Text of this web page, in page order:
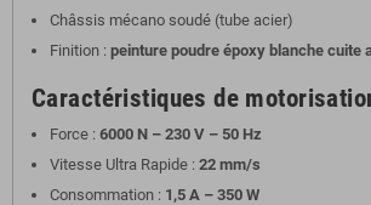
Châssis mécano soudé (tube acier)
Finition : peinture poudre époxy blanche cuite
Caractéristiques de
Force : 6000 N – 230 V – 50 Hz
Vitesse Ultra Rapide : 22 mm/s
Consommation : 1,5 A – 350 W